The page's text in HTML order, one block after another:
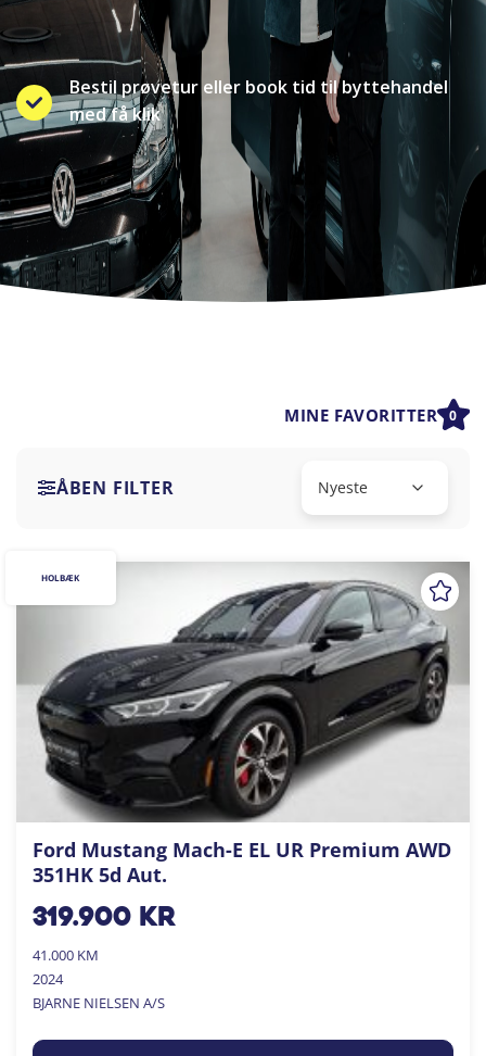
Bestil prøvetur eller book tid til byttehandel
med få klik
MINE FAVORITTER 0
ÅBEN FILTER
Ford Mustang Mach-E EL UR Premium AWD
351HK 5d Aut.
319.900kr
41.000 KM
2024
BJARNE NIELSEN A/S
HOLBÆK